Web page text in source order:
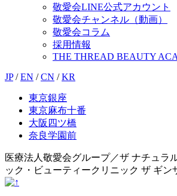
敬愛会LINE公式アカウント
敬愛会チャンネル（動画）
敬愛会コラム
採用情報
THE THREAD BEAUTY
JP / EN / CN / KR
東京銀座
東京麻布十番
大阪四ツ橋
奈良学園前
医療法人敬愛会グループ／ザ ナチュラ
ック・ビューティークリニック ザ ギン